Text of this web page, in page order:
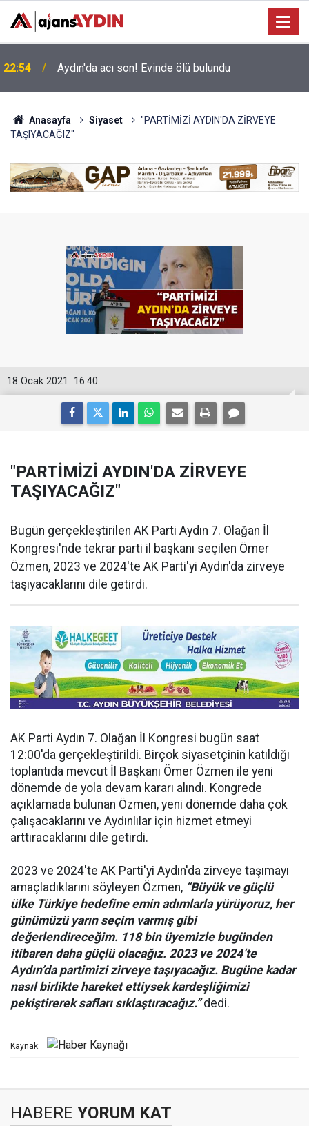
18:45
vatandaşla buluşuyor
Anasayfa Siyaset
"PARTİMİZİ AYDIN'DA ZİRVEYE
TAŞIYACAĞIZ"
16:40
18 Ocak 2021
"PARTİMİZİ AYDIN'DA ZİRVEYE
TAŞIYACAĞIZ"
Bugün gerçekleştirilen AK Parti Aydın 7. Olağan İl
Kongresi'nde tekrar parti il başkanı seçilen Ömer
Özmen, 2023 ve 2024'te AK Parti'yi Aydın'da zirveye
taşıyacaklarını dile getirdi.
AK Parti Aydın 7. Olağan İl Kongresi bugün saat
12:00'da gerçekleştirildi. Birçok siyasetçinin katıldığı
toplantıda mevcut İl Başkanı Ömer Özmen ile yeni
dönemde de yola devam kararı alındı. Kongrede
açıklamada bulunan Özmen, yeni dönemde daha çok
çalışacaklarını ve Aydınlılar için hizmet etmeyi
arttıracaklarını dile getirdi.
2023 ve 2024'te AK Parti'yi Aydın'da zirveye taşımayı
amaçladıklarını söyleyen Özmen, “Büyük ve güçlü
ülke Türkiye hedefine emin adımlarla yürüyoruz, her
günümüzü yarın seçim varmış gibi
değerlendireceğim. 118 bin üyemizle bugünden
itibaren daha güçlü olacağız. 2023 ve 2024’te
Aydın’da partimizi zirveye taşıyacağız. Bugüne kadar
nasıl birlikte hareket ettiysek kardeşliğimizi
pekiştirerek safları sıklaştıracağız.”dedi.
Kaynak:
HABERE YORUM KAT